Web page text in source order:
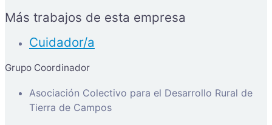
Más trabajos de esta empresa
Cuidador/a
Grupo Coordinador
Asociación Colectivo para el Desarrollo Rural de
Tierra de Campos